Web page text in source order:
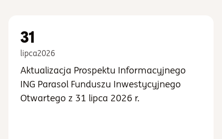
31
lipca2026
Aktualizacja Prospektu Informacyjnego
ING Parasol Funduszu Inwestycyjnego
Otwartego z 31 lipca 2026 r.